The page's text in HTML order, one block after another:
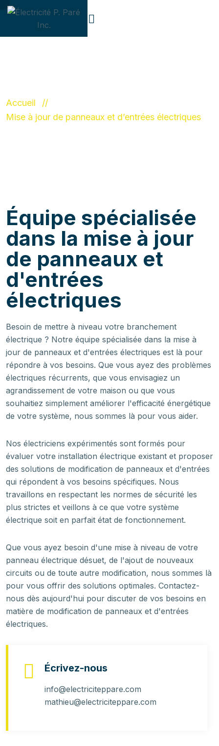
Accueil
Mise à jour de panneaux et d’entrées électriques
Équipe spécialisée
dans la mise à jour
de panneaux et
d'entrées
électriques
Besoin de mettre à niveau votre branchement
électrique ? Notre équipe spécialisée dans la mise à
jour de panneaux et d'entrées électriques est là pour
répondre à vos besoins. Que vous ayez des problèmes
électriques récurrents, que vous envisagiez un
agrandissement de votre maison ou que vous
souhaitiez simplement améliorer l'efficacité énergétique
de votre système, nous sommes là pour vous aider.
Nos électriciens expérimentés sont formés pour
évaluer votre installation électrique existant et proposer
des solutions de modification de panneaux et d'entrées
qui répondent à vos besoins spécifiques. Nous
travaillons en respectant les normes de sécurité les
plus strictes et veillons à ce que votre système
électrique soit en parfait état de fonctionnement.
Que vous ayez besoin d'une mise à niveau de votre
panneau électrique désuet, de l'ajout de nouveaux
circuits ou de toute autre modification, nous sommes là
pour vous offrir des solutions optimales. Contactez-
nous dès aujourd'hui pour discuter de vos besoins en
matière de modification de panneaux et d'entrées
électriques.
Écrivez-nous
info@electriciteppare.com
mathieu@electriciteppare.com